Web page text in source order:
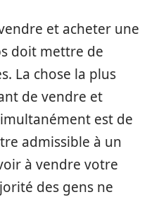
et acheter une
doit mettre de
La chose la plus
de vendre et
est de
admissible à un
à vendre votre
des gens ne